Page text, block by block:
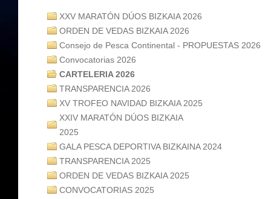
XXV MARATÓN DÚOS BIZKAIA 2026
ORDEN DE VEDAS BIZKAIA 2026
Consejo de Pesca Continental - PROPUESTAS 2026
Convocatorias 2026
CARTELERIA 2026
TRANSPARENCIA 2026
XV TROFEO NAVIDAD BIZKAIA 2025
XXIV MARATÓN DÚOS BIZKAIA
2025
GALA PESCA DEPORTIVA BIZKAINA 2024
TRANSPARENCIA 2025
ORDEN DE VEDAS BIZKAIA 2025
CONVOCATORIAS 2025